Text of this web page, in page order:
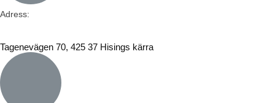
Adress:
Tagenevägen 70, 425 37 Hisings kärra